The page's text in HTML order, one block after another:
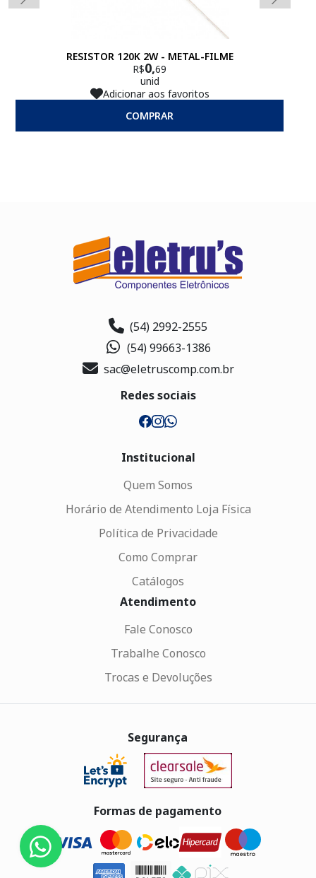
RESISTOR 120K 2W - METAL-FILME
R$0,69
unid
Adicionar aos favoritos
COMPRAR
(54) 2992-2555
(54) 99663-1386
sac@eletruscomp.com.br
Redes sociais
Institucional
Quem Somos
Horário de Atendimento Loja Física
Política de Privacidade
Como Comprar
Catálogos
Atendimento
Fale Conosco
Trabalhe Conosco
Trocas e Devoluções
Segurança
Formas de pagamento